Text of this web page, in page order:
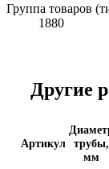
Группа товаров
1880
Другие
Артикул
трубы,
мм